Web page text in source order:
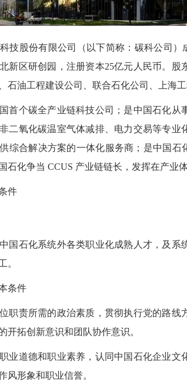
股份有限公司（以下简称：碳科公司）
新区研创园，注册资本25亿元人民币。股
石油工程建设公司、联合石化公司、上海
个碳全产业链科技公司；是中国石化从
二氧化碳温室气体减排、电力交易等专业
综合解决方案的一体化服务商；是中国石
石化争当 CCUS 产业链链长，发挥在产业
件
国石化系统外各类职业化成熟人才，及 系
。
条件
责所需的政治素质，贯彻执行党的路线
开拓创新意识和团队协作意识。
道德和职业素养，认同中国石化企业文
风形象和职业信誉。